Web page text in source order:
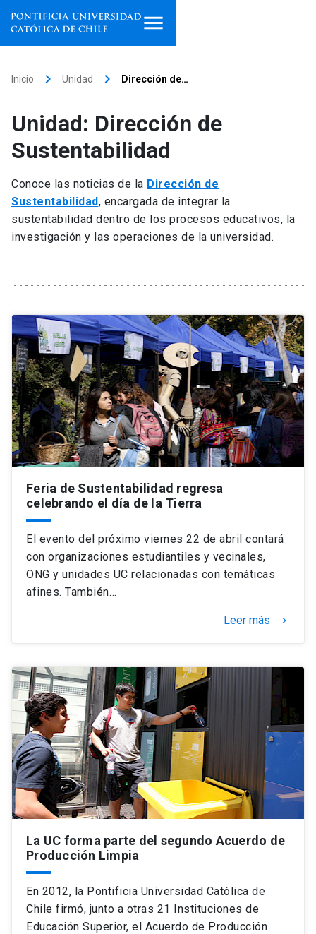
Facultades, escuelas e
institutos
Investigación
Internacionalización launch
Universidad
Información para keyboard_arrow_down
Futuros estudiantes
Estudiantes
Académicos
Personal
Alumni
Padres y familia
Go to english site launch
ACCESOS DIRECTOS
Admisión launch
Mi Cuenta UC launch
Correo UC
Mi Portal UC launch
Medios Biblioteca
Inicio keyboard_arrow_right Unidad keyboard_arrow_right Dirección de…
Unidad: Dirección de
Sustentabilidad
Conoce las noticias de la Dirección de
Sustentabilidad, encargada de integrar la
sustentabilidad dentro de los procesos educativos, la
investigación y las operaciones de la universidad.
Feria de Sustentabilidad regresa
celebrando el día de la Tierra
El evento del próximo viernes 22 de abril contará
con organizaciones estudiantiles y vecinales,
ONG y unidades UC relacionadas con temáticas
afines. También…
Leer más keyboard_arrow_right
La UC forma parte del segundo Acuerdo de
Producción Limpia
En 2012, la Pontificia Universidad Católica de
Chile firmó, junto a otras 21 Instituciones de
Educación Superior, el Acuerdo de Producción